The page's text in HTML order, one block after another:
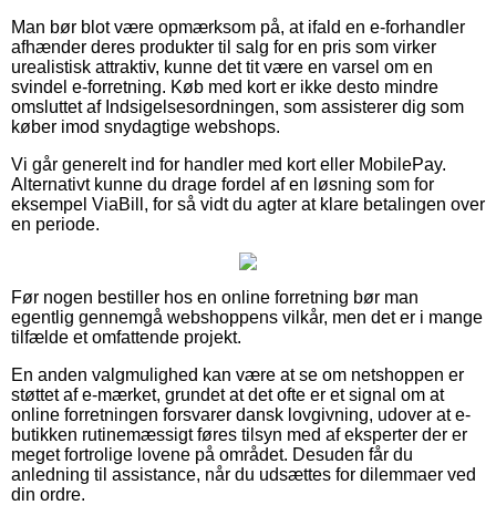
Man bør blot være opmærksom på, at ifald en e-forhandler
afhænder deres produkter til salg for en pris som virker
urealistisk attraktiv, kunne det tit være en varsel om en
svindel e-forretning. Køb med kort er ikke desto mindre
omsluttet af Indsigelsesordningen, som assisterer dig som
køber imod snydagtige webshops.
Vi går generelt ind for handler med kort eller MobilePay.
Alternativt kunne du drage fordel af en løsning som for
eksempel ViaBill, for så vidt du agter at klare betalingen over
en periode.
Før nogen bestiller hos en online forretning bør man
egentlig gennemgå webshoppens vilkår, men det er i mange
tilfælde et omfattende projekt.
En anden valgmulighed kan være at se om netshoppen er
støttet af e-mærket, grundet at det ofte er et signal om at
online forretningen forsvarer dansk lovgivning, udover at e-
butikken rutinemæssigt føres tilsyn med af eksperter der er
meget fortrolige lovene på området. Desuden får du
anledning til assistance, når du udsættes for dilemmaer ved
din ordre.